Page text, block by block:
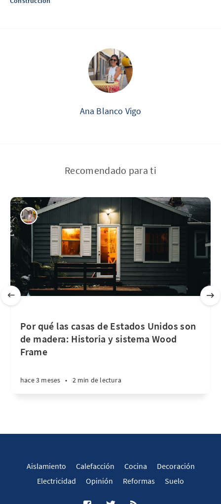
Ana Blanco Vigo
Recomendado para ti
Por qué las casas de Estados Unidos son
de madera: Historia y sistema Wood
Frame
hace 3 meses • 2 min de lectura
Aislamiento Calefacción Cocina
Decoración
Electricidad
Opinión Reformas Suelo